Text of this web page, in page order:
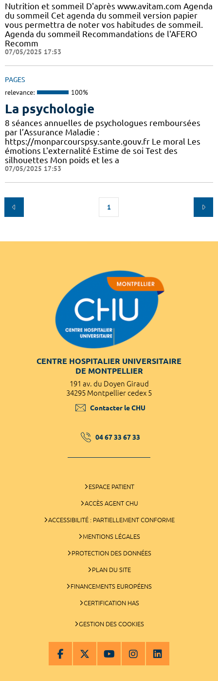
Nutrition et sommeil D'après www.avitam.com Agenda
du sommeil Cet agenda du sommeil version papier
vous permettra de noter vos habitudes de sommeil.
Agenda du sommeil Recommandations de l'AFERO
Recomm
07/05/2025 17:53
PAGES
relevance: 100%
La psychologie
8 séances annuelles de psychologues remboursées
par l’Assurance Maladie :
https://monparcourspsy.sante.gouv.fr Le moral Les
émotions L'externalité Estime de soi Test des
silhouettes Mon poids et les a
07/05/2025 17:53
1
CENTRE HOSPITALIER UNIVERSITAIRE
DE MONTPELLIER
191 av. du Doyen Giraud
34295 Montpellier cedex 5
Contacter le CHU
04 67 33 67 33
ESPACE PATIENT
ACCÈS AGENT CHU
ACCESSIBILITÉ : PARTIELLEMENT CONFORME
MENTIONS LÉGALES
PROTECTION DES DONNÉES
PLAN DU SITE
FINANCEMENTS EUROPÉENS
CERTIFICATION HAS
GESTION DES COOKIES